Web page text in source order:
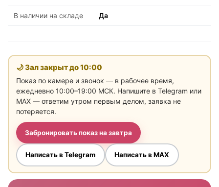
В наличии на складе Да
🌙 Зал закрыт до10:00
Показ по камере и звонок — в рабочее время,
ежедневно 10:00–19:00 МСК. Напишите в Telegram или
MAX — ответим утром первым делом, заявка не
потеряется.
Забронировать показ на завтра
Написать в Telegram Написать в MAX